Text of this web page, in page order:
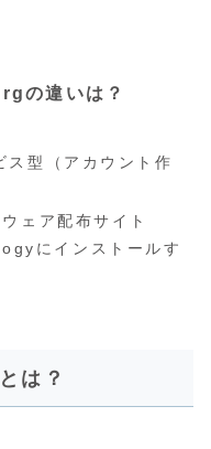
の違いは？
型（アカウント作
ェア配布サイト
にインストールす
は？